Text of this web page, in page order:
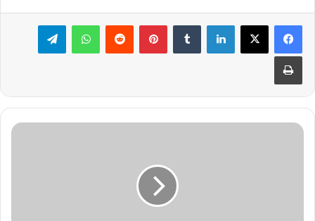
لینکدین ‫تامبلر پینترست‫رددیت واتس آپ تلگرام
چاپ
دندان